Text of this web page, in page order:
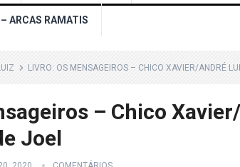
– ARCAS RAMATIS
LIVRO: OS MENSAGEIROS – CHICO XAVIER/ANDRÉ
– Chico
Joel